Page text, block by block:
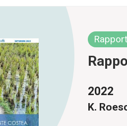
2022
K.